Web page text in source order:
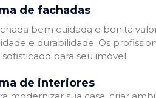
de fachadas
bem cuidada e bonita
e durabilidade. Os
sofisticado para seu imóvel.
de interiores
modernizar sua casa, criar